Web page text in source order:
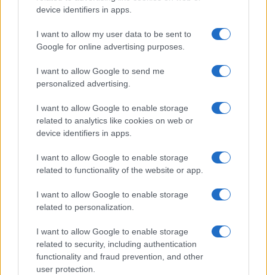
device identifiers in apps.
I want to allow my user data to be sent to
Google for online advertising purposes.
I want to allow Google to send me
personalized advertising.
I want to allow Google to enable storage
related to analytics like cookies on web or
device identifiers in apps.
I want to allow Google to enable storage
related to functionality of the website or app.
I want to allow Google to enable storage
related to personalization.
I want to allow Google to enable storage
related to security, including authentication
functionality and fraud prevention, and other
user protection.
az antiszemitizmus egyik legtekintélyesebb
szakértője.
A STOP ANTISEMITISM szervezet csak a
Fehér Ház új stratégiájának kritikájára
Ház antiszemitizmus elleni
stratégiájának több
kulcsfontosságú aspektusa. Az
országunkban tapasztalható
zsidógyűlölet válságát világosan,
teljes körűen és önálló
jelenségként kell kezelni, és a